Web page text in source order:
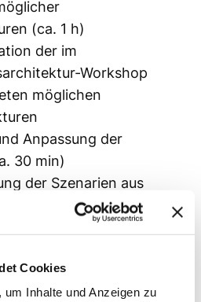
Cookies
Inhalte und Anzeigen zu
(ca. 1 h)
der im
Workshop
möglichen
Anpassung der
30 min)
der Szenarien aus
Driver Workshop
eventuelle
Offs (ca. 1-2 h)
von Trade-Offs